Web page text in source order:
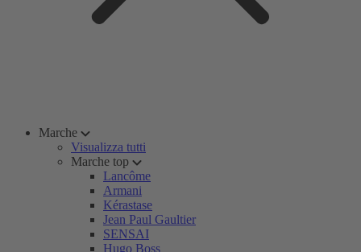
Marche
Visualizza tutti
Marche top
Lancôme
Armani
Kérastase
Jean Paul Gaultier
SENSAI
Hugo Boss